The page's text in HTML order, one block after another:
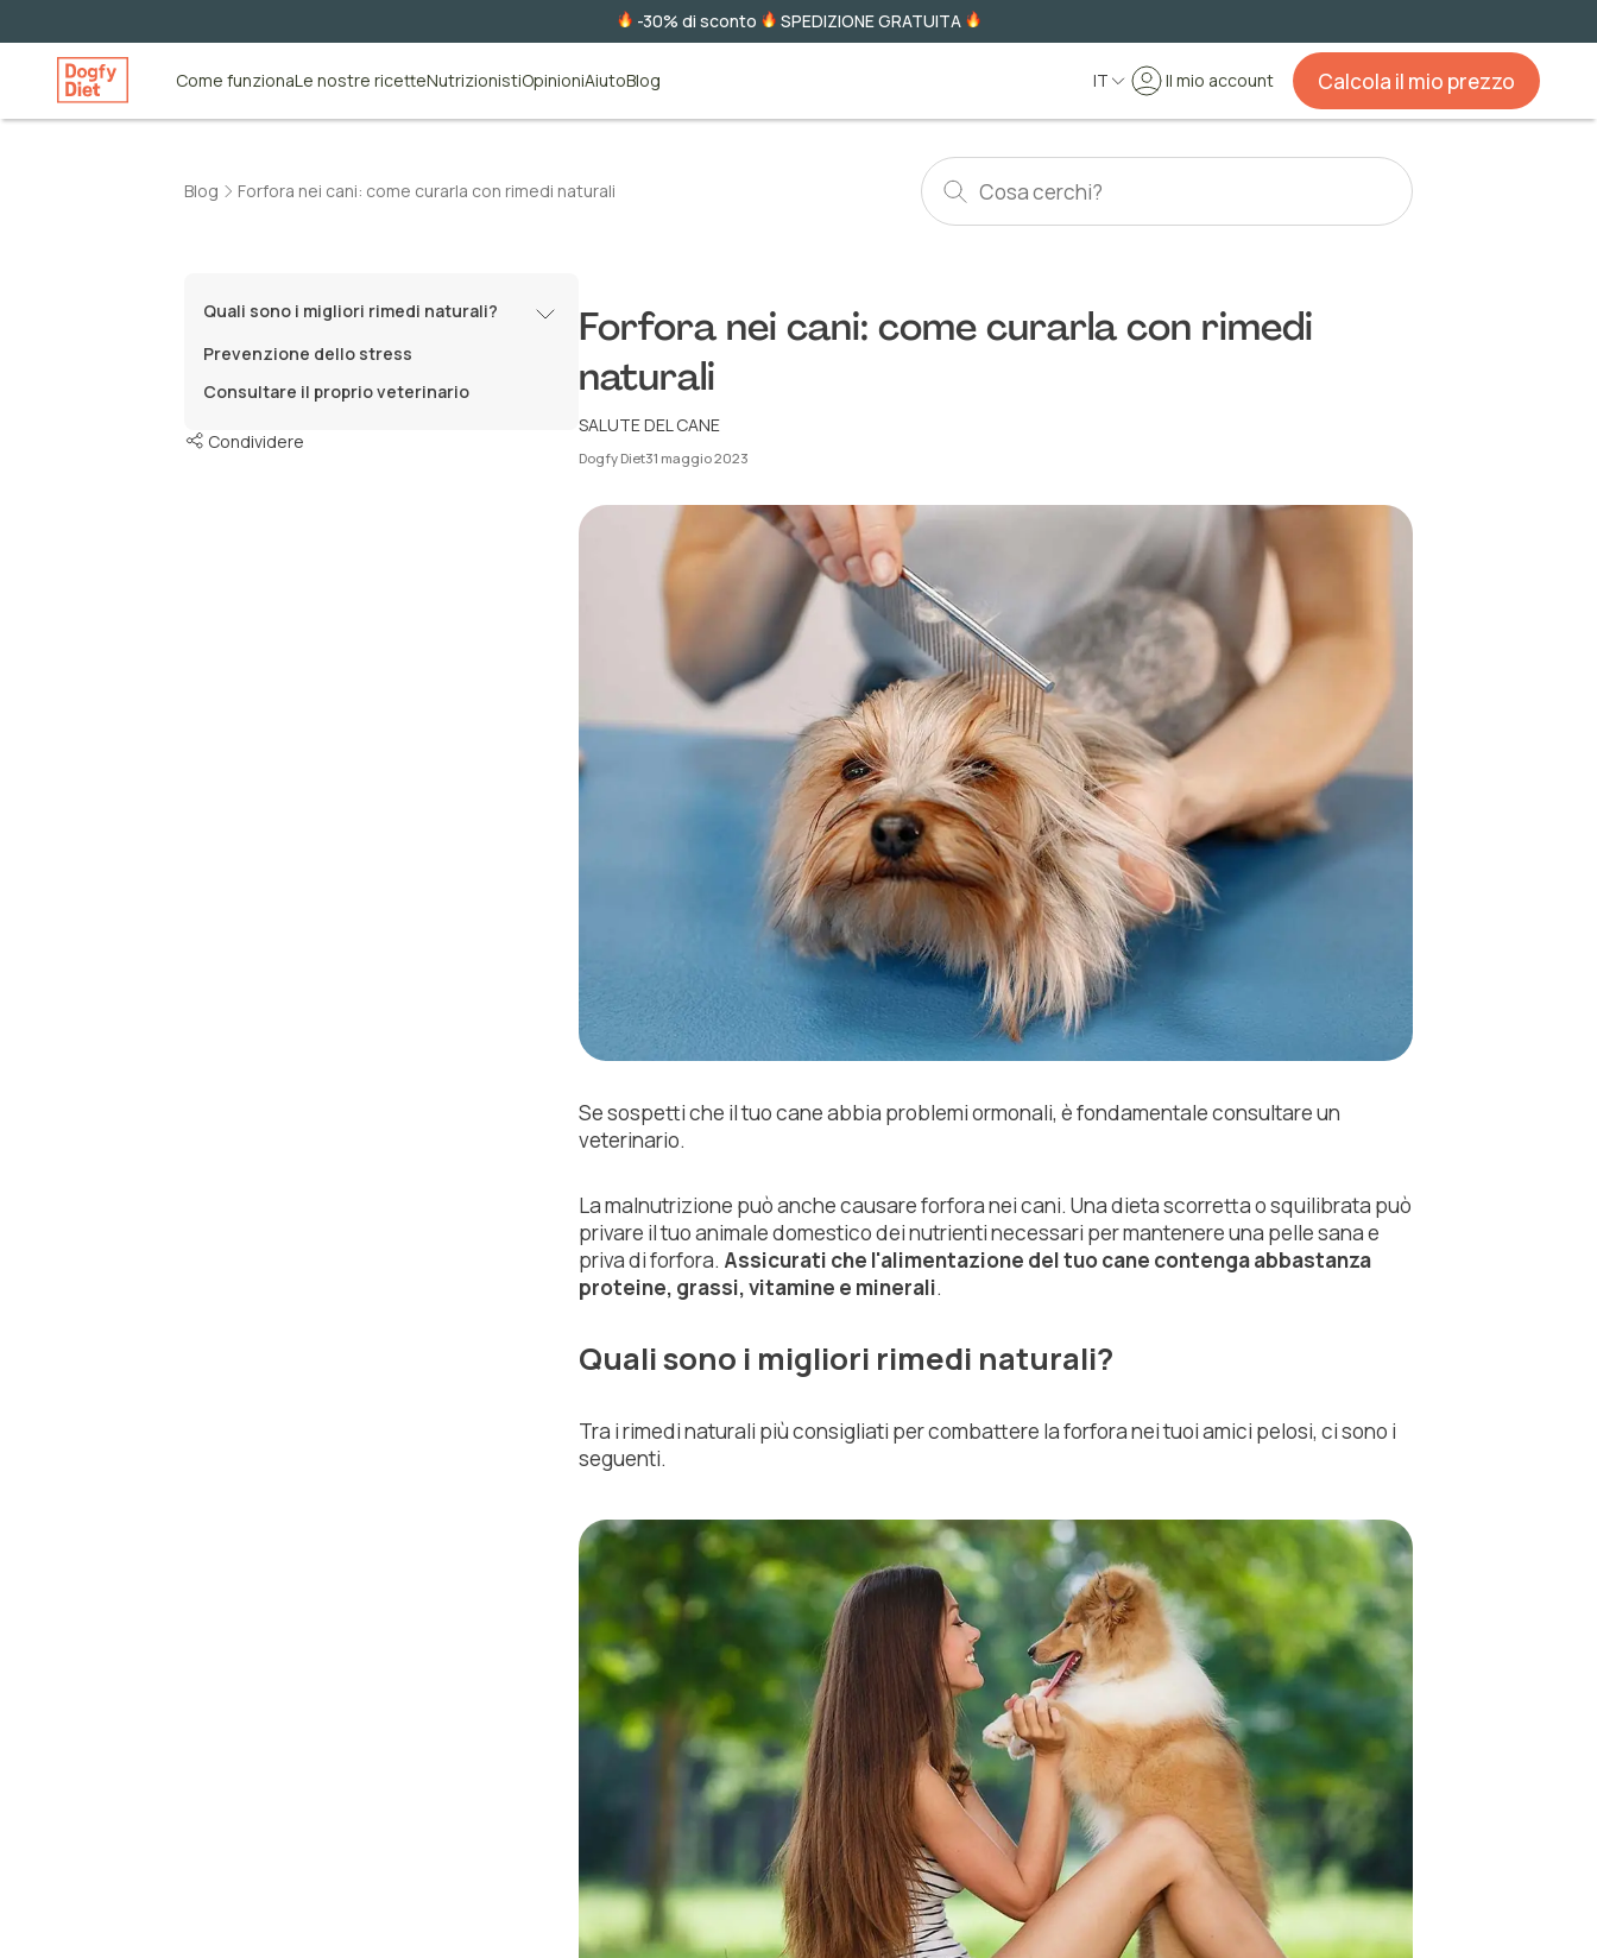
-30% di sconto SPEDIZIONE GRATUITA
Come funzionaLe nostre ricetteNutrizionistiOpinioniAiutoBlog Il mio account
IT Calcola il mio prezzo
Blog Forfora nei cani: come curarla con rimedi naturali
Quali sono i migliori rimedi naturali?
Prevenzione dello stress
Consultare il proprio veterinario
Condividere
Forfora nei cani: come curarla con rimedi
naturali
SALUTE DEL CANE
Dogfy Diet31 maggio 2023
Se sospetti che il tuo cane abbia problemi ormonali, è fondamentale consultare un
veterinario.
La malnutrizione può anche causare forfora nei cani. Una dieta scorretta o squilibrata può
privare il tuo animale domestico dei nutrienti necessari per mantenere una pelle sana e
priva di forfora. Assicurati che l'alimentazione del tuo cane contenga abbastanza
proteine, grassi, vitamine e minerali.
Quali sono i migliori rimedi naturali?
Tra i rimedi naturali più consigliati per combattere la forfora nei tuoi amici pelosi, ci sono i
seguenti.